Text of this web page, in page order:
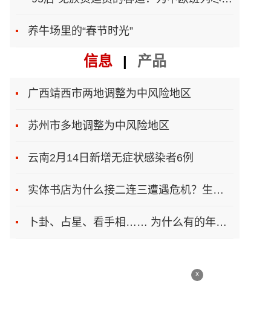
养牛场里的“春节时光”
信息 | 产品
广西靖西市两地调整为中风险地区
苏州市多地调整为中风险地区
云南2月14日新增无症状感染者6例
实体书店为什么接二连三遭遇危机？生存之道在哪
卜卦、占星、看手相…… 为什么有的年轻人总想算一卦
x